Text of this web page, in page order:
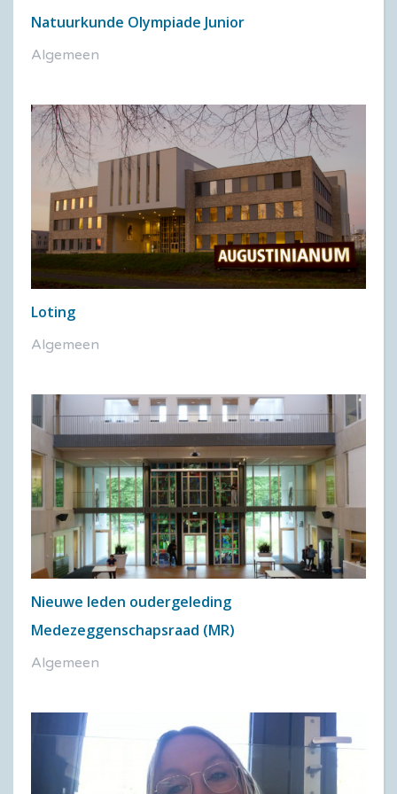
Natuurkunde Olympiade Junior
Algemeen
Loting
Algemeen
Nieuwe leden oudergeleding
Medezeggenschapsraad (MR)
Algemeen